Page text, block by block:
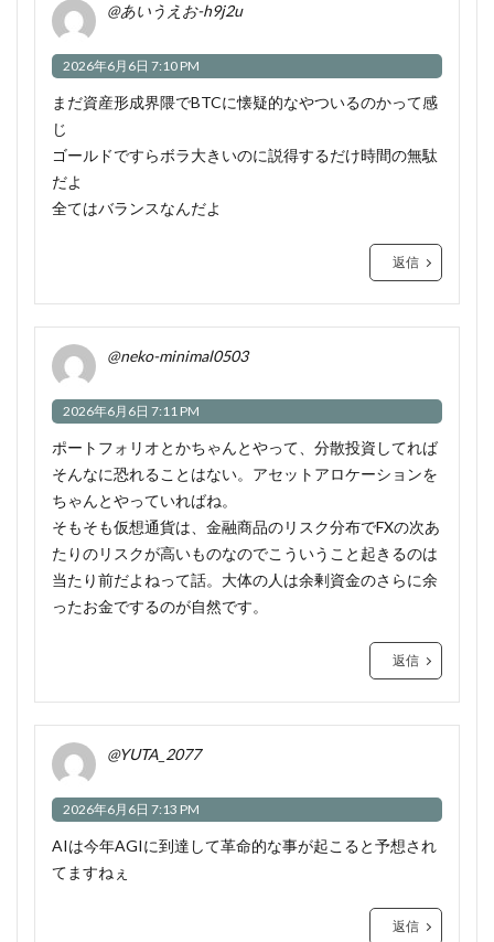
@あいうえお-h9j2u
2026年6月6日 7:10 PM
まだ資産形成界隈でBTCに懐疑的なやついるのかって感
じ
ゴールドですらボラ大きいのに説得するだけ時間の無駄
だよ
全てはバランスなんだよ
返信
@neko-minimal0503
2026年6月6日 7:11 PM
ポートフォリオとかちゃんとやって、分散投資してれば
そんなに恐れることはない。アセットアロケーションを
ちゃんとやっていればね。
そもそも仮想通貨は、金融商品のリスク分布でFXの次あ
たりのリスクが高いものなのでこういうこと起きるのは
当たり前だよねって話。大体の人は余剰資金のさらに余
ったお金でするのが自然です。
返信
@YUTA_2077
2026年6月6日 7:13 PM
AIは今年AGIに到達して革命的な事が起こると予想され
てますねぇ
返信